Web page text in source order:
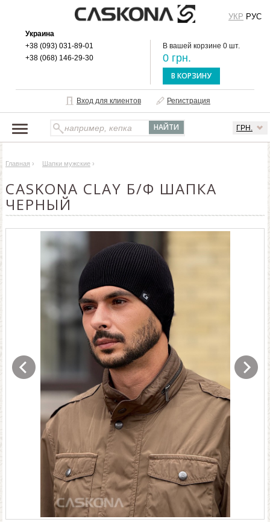
Украина
+38 (093) 031-89-01
+38 (068) 146-29-30
В вашей корзине 0 шт.
0 грн.
В КОРЗИНУ
Вход для клиентов Регистрация
ГРН.
УКР РУС
О БРЕНДЕ
ДОСТАВКА И ОПЛАТА
ОПТОВЫМ КЛИЕНТАМ
Главная › Шапки мужские ›
CASKONA CLAY Б/Ф ШАПКА
ЧЕРНЫЙ